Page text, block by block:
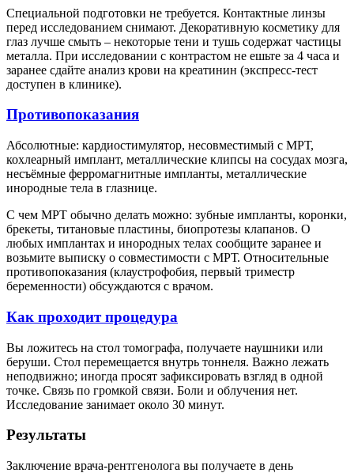
Специальной подготовки не требуется. Контактные линзы
перед исследованием снимают. Декоративную косметику для
глаз лучше смыть – некоторые тени и тушь содержат частицы
металла. При исследовании с контрастом не ешьте за 4 часа и
заранее сдайте анализ крови на креатинин (экспресс-тест
доступен в клинике).
Противопоказания
Абсолютные: кардиостимулятор, несовместимый с МРТ,
кохлеарный имплант, металлические клипсы на сосудах мозга,
несъёмные ферромагнитные импланты, металлические
инородные тела в глазнице.
С чем МРТ обычно делать можно: зубные импланты, коронки,
брекеты, титановые пластины, биопротезы клапанов. О
любых имплантах и инородных телах сообщите заранее и
возьмите выписку о совместимости с МРТ. Относительные
противопоказания (клаустрофобия, первый триместр
беременности) обсуждаются с врачом.
Как проходит процедура
Вы ложитесь на стол томографа, получаете наушники или
беруши. Стол перемещается внутрь тоннеля. Важно лежать
неподвижно; иногда просят зафиксировать взгляд в одной
точке. Связь по громкой связи. Боли и облучения нет.
Исследование занимает около 30 минут.
Результаты
Заключение врача-рентгенолога вы получаете в день